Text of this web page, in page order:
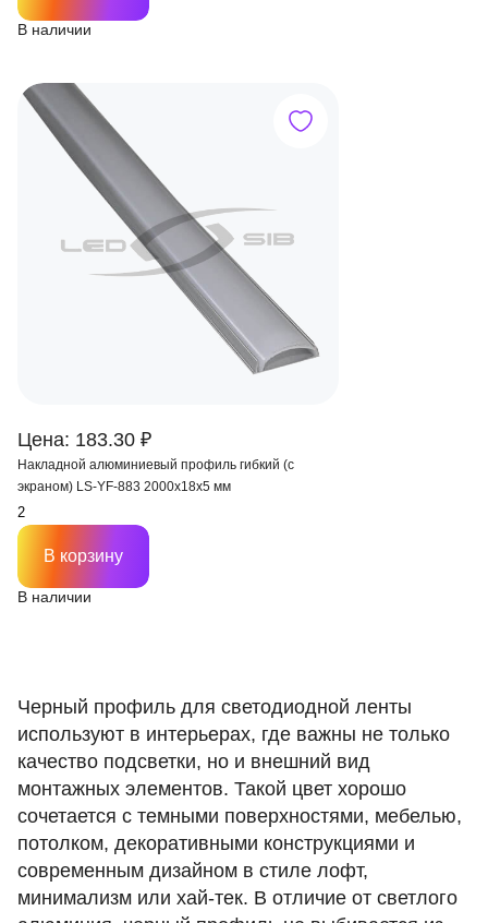
В наличии
Цена: 183.30 ₽
Накладной алюминиевый профиль гибкий (с
экраном) LS-YF-883 2000х18х5 мм
В наличии
В корзину
Черный профиль для светодиодной ленты
используют в интерьерах, где важны не только
качество подсветки, но и внешний вид
монтажных элементов. Такой цвет хорошо
сочетается с темными поверхностями, мебелью,
потолком, декоративными конструкциями и
современным дизайном в стиле лофт,
минимализм или хай-тек. В отличие от светлого